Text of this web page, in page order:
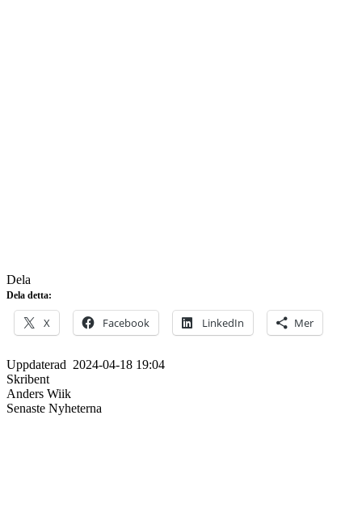
Dela
Dela detta:
X Facebook LinkedIn Mer
Uppdaterad 2024-04-18 19:04
Skribent
Anders Wiik
Senaste Nyheterna